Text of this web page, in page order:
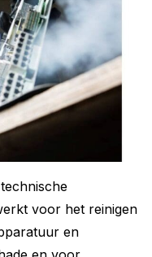
voor het reinigen
en